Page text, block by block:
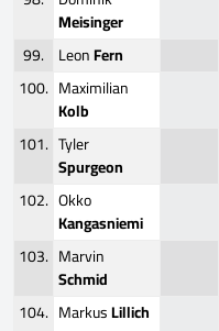
Meisinger
99. LeonFern
100. Maximilian
Kolb
101. Tyler
Spurgeon
102. Okko
Kangasniemi
103. Marvin
Schmid
104. MarkusLillich